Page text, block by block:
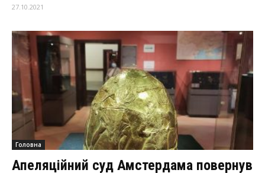
27.10.2021
Головна
Апеляційний суд Амстердама повернув